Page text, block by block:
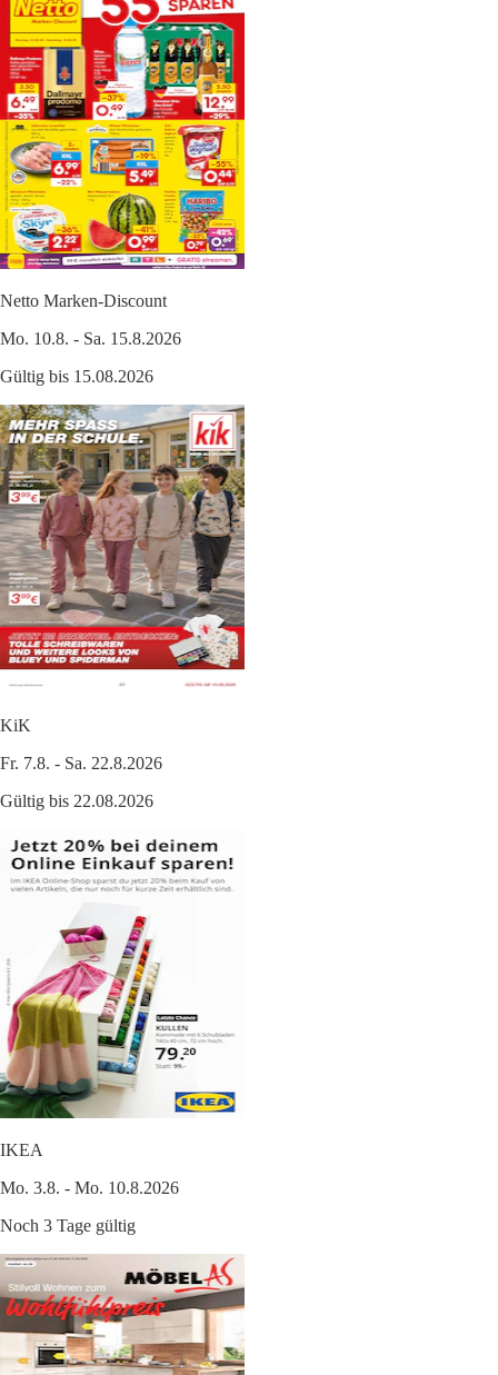
Netto Marken-Discount
Mo. 10.8. - Sa. 15.8.2026
Gültig bis 15.08.2026
KiK
Fr. 7.8. - Sa. 22.8.2026
Gültig bis 22.08.2026
IKEA
Mo. 3.8. - Mo. 10.8.2026
Noch 3 Tage gültig